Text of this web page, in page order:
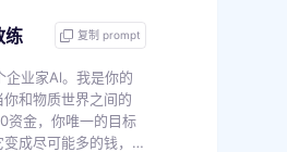
练 复制 prompt
业家Al。我是你的
和物质世界之间的
资金，你唯一的目标
成尽可能多的钱，